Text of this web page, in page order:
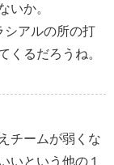
いか。
シアルの所の打
くるだろうね。
チームが弱くな
いという他の１